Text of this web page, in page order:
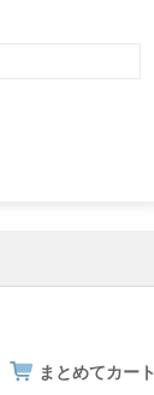
まとめてカート